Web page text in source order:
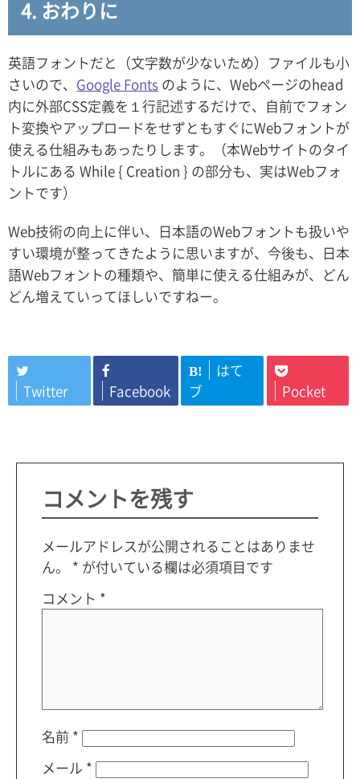
4. おわりに
英語フォントだと（文字数が少ないため）ファイルも小
さいので、 Google Fonts のように、Webページのhead
内に外部CSS定義を１行記述するだけで、自前でフォン
ト変換やアップロードをせずともすぐにWebフォントが
使える仕組みもあったりします。（本Webサイトのタイ
トルにある While { Creation } の部分も、実はWebフォ
ントです）
Web技術の向上に伴い、日本語のWebフォントも扱いや
すい環境が整ってきたように思いますが、今後も、日本
語Webフォントの種類や、簡単に使える仕組みが、どん
どん増えていってほしいですねー。
Twitter Facebook
B!
はて
ブ
Pocket
コメントを残す
メールアドレスが公開されることはありませ
ん。
* が付いている欄は必須項目です
コメント *
名前 *
メール *